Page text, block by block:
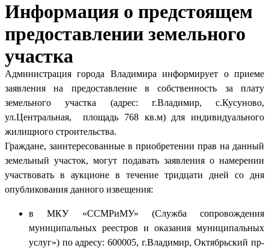
Информация о предстоящем
предоставлении земельного
участка
Администрация города Владимира информирует о приеме
заявления на предоставление в собственность за плату
земельного участка (адрес: г.Владимир, с.Кусуново,
ул.Центральная, площадь 768 кв.м) для индивидуального
жилищного строительства.
Граждане, заинтересованные в приобретении прав на данный
земельный участок, могут подавать заявления о намерении
участвовать в аукционе в течение тридцати дней со дня
опубликования данного извещения:
в МКУ «ССМРиМУ» (Служба сопровождения
муниципальных реестров и оказания муниципальных
услуг») по адресу: 600005, г.Владимир, Октябрьский пр-